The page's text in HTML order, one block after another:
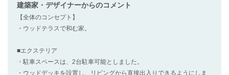
建築家・デザイナーからのコメント
【全体のコンセプト】
・ウッドテラスで和む家。
■エクステリア
・駐車スペースは、2台駐車可能としました。
・ウッドデッキを設置し、リビングから直接出入りできるようにしま